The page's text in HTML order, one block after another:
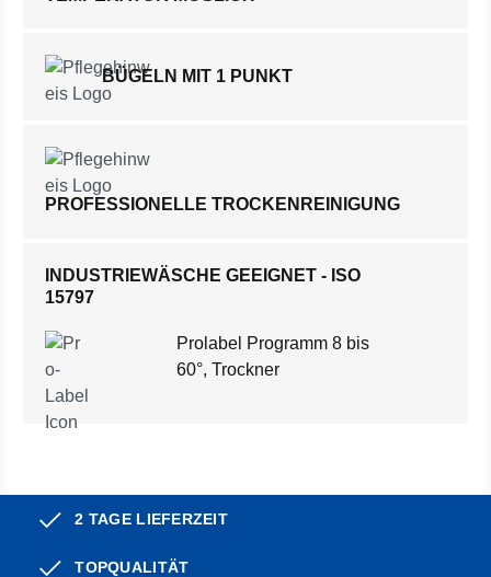
BÜGELN MIT 1 PUNKT
PROFESSIONELLE TROCKENREINIGUNG
INDUSTRIEWÄSCHE GEEIGNET - ISO
15797
Prolabel Programm 8 bis
60°, Trockner
2 TAGE LIEFERZEIT
TOPQUALITÄT